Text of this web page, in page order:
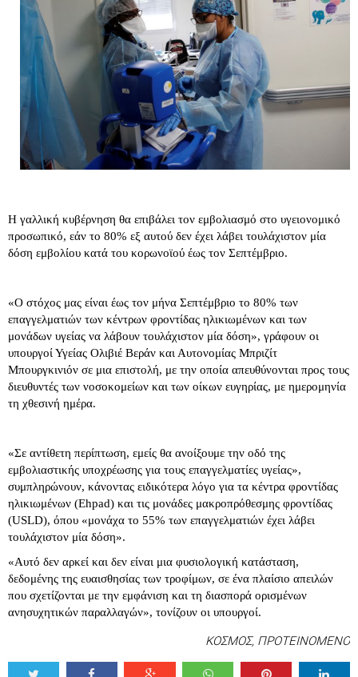
Η γαλλική κυβέρνηση θα επιβάλει τον εμβολιασμό στο υγειονομικό
προσωπικό, εάν το 80% εξ αυτού δεν έχει λάβει τουλάχιστον μία
δόση εμβολίου κατά του κορωνοϊού έως τον Σεπτέμβριο.
«Ο στόχος μας είναι έως τον μήνα Σεπτέμβριο το 80% των
επαγγελματιών των κέντρων φροντίδας ηλικιωμένων και των
μονάδων υγείας να λάβουν τουλάχιστον μία δόση», γράφουν οι
υπουργοί Υγείας Ολιβιέ Βεράν και Αυτονομίας Μπριζίτ
Μπουργκινιόν σε μια επιστολή, με την οποία απευθύνονται προς τους
διευθυντές των νοσοκομείων και των οίκων ευγηρίας, με ημερομηνία
τη χθεσινή ημέρα.
«Σε αντίθετη περίπτωση, εμείς θα ανοίξουμε την οδό της
εμβολιαστικής υποχρέωσης για τους επαγγελματίες υγείας»,
συμπληρώνουν, κάνοντας ειδικότερα λόγο για τα κέντρα φροντίδας
ηλικιωμένων (Ehpad) και τις μονάδες μακροπρόθεσμης φροντίδας
(USLD), όπου «μονάχα το 55% των επαγγελματιών έχει λάβει
τουλάχιστον μία δόση».
«Αυτό δεν αρκεί και δεν είναι μια φυσιολογική κατάσταση,
δεδομένης της ευαισθησίας των τροφίμων, σε ένα πλαίσιο απειλών
που σχετίζονται με την εμφάνιση και τη διασπορά ορισμένων
ανησυχητικών παραλλαγών», τονίζουν οι υπουργοί.
ΚΟΣΜΟΣ, ΠΡΟΤΕΙΝΟΜΕΝΟ